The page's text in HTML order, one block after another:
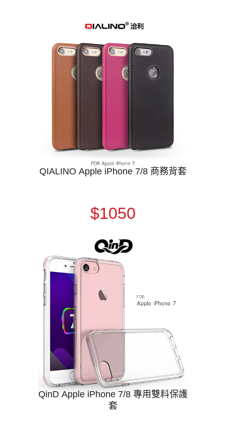
QIALINO Apple iPhone 7/8 商務背套
$1050
QinD Apple iPhone 7/8 專用雙料保護
套